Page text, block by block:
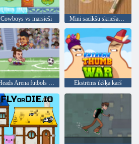
Cowboys vs marsieši Mini sacīkšu skriešanās
Heads Arena futbols visas zvaigznes Ekstrēms īkšķa karš